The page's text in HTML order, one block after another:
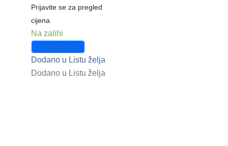
Prijavite se za pregled
cijena
Na zalihi
Pročitaj više
Dodano u Listu želja
Dodano u Listu želja